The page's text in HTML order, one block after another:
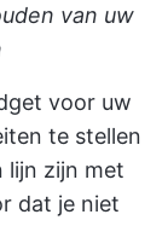
van uw
voor uw
te stellen
lijn zijn met
dat je niet